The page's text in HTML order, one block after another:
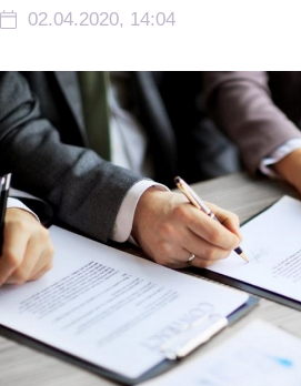
02.04.2020, 14:04